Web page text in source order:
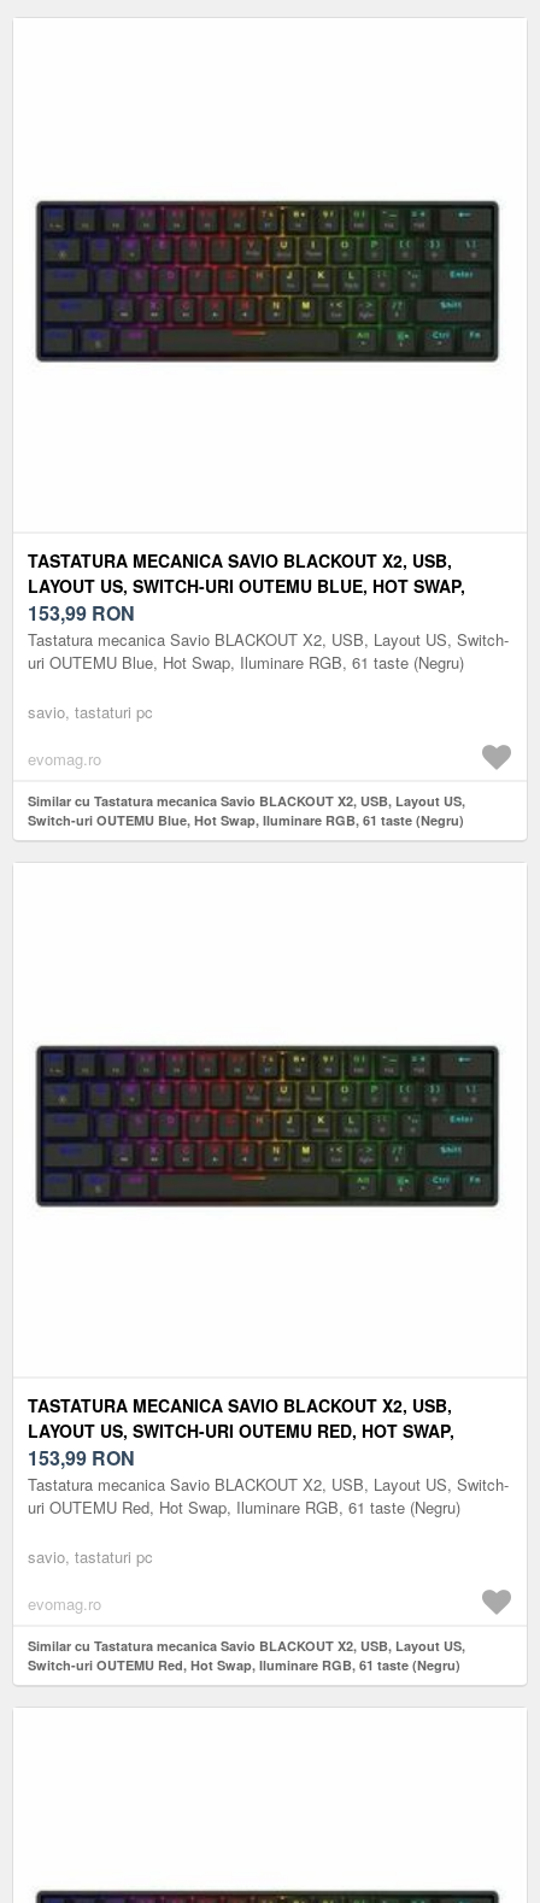
TASTATURA MECANICA SAVIO BLACKOUT X2, USB,
LAYOUT US, SWITCH-URI OUTEMU BLUE, HOT SWAP,
ILUMINARE RGB, 61 TASTE (NEGRU)
153,99 RON
Tastatura mecanica Savio BLACKOUT X2, USB, Layout US, Switch-
uri OUTEMU Blue, Hot Swap, Iluminare RGB, 61 taste (Negru)
savio, tastaturi pc
evomag.ro
Similar cu Tastatura mecanica Savio BLACKOUT X2, USB, Layout US,
Switch-uri OUTEMU Blue, Hot Swap, Iluminare RGB, 61 taste (Negru)
TASTATURA MECANICA SAVIO BLACKOUT X2, USB,
LAYOUT US, SWITCH-URI OUTEMU RED, HOT SWAP,
ILUMINARE RGB, 61 TASTE (NEGRU)
153,99 RON
Tastatura mecanica Savio BLACKOUT X2, USB, Layout US, Switch-
uri OUTEMU Red, Hot Swap, Iluminare RGB, 61 taste (Negru)
savio, tastaturi pc
evomag.ro
Similar cu Tastatura mecanica Savio BLACKOUT X2, USB, Layout US,
Switch-uri OUTEMU Red, Hot Swap, Iluminare RGB, 61 taste (Negru)